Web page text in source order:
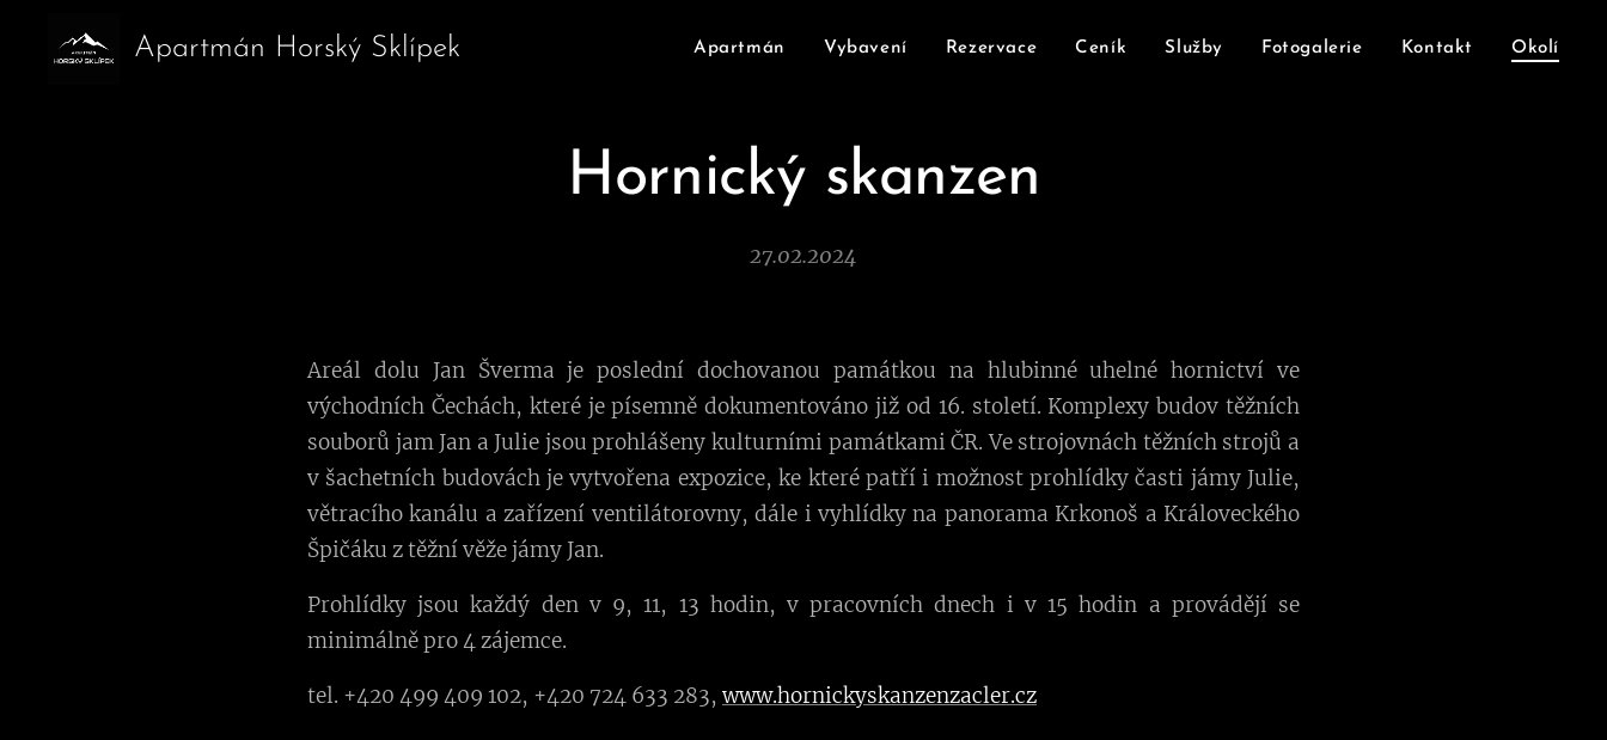
Apartmán Horský Sklípek Apartmán Vybavení Rezervace Ceník Služby Fotogalerie Kontakt Okolí
Hornický skanzen
27.02.2024
Areál dolu Jan Šverma je poslední dochovanou památkou na hlubinné uhelné hornictví ve
východních Čechách, které je písemně dokumentováno již od 16. století. Komplexy budov těžních
souborů jam Jan a Julie jsou prohlášeny kulturními památkami ČR. Ve strojovnách těžních strojů a
v šachetních budovách je vytvořena expozice, ke které patří i možnost prohlídky časti jámy Julie,
větracího kanálu a zařízení ventilátorovny, dále i vyhlídky na panorama Krkonoš a Královeckého
Špičáku z těžní věže jámy Jan.
Prohlídky jsou každý den v 9, 11, 13 hodin, v pracovních dnech i v 15 hodin a provádějí se
minimálně pro 4 zájemce.
tel. +420 499 409 102, +420 724 633 283, www.hornickyskanzenzacler.cz